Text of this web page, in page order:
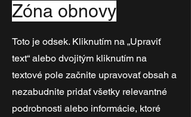
Zóna obnovy
Toto je odsek. Kliknutím na „Upraviť
text“ alebo dvojitým kliknutím na
textové pole začnite upravovať obsah a
nezabudnite pridať všetky relevantné
podrobnosti alebo informácie, ktoré